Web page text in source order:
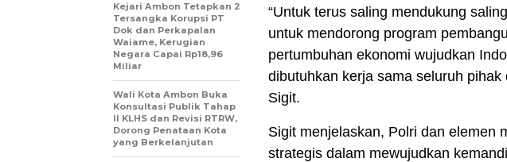
“Untuk terus saling mendukung
untuk mendorong program
pertumbuhan ekonomi wujudkan
dibutuhkan kerja sama seluruh pihak
Sigit.
Sigit menjelaskan, Polri dan elemen
strategis dalam mewujudkan
Kejari Ambon Tetapkan 2
Tersangka Korupsi PT
Dok dan Perkapalan
Waiame, Kerugian
Negara Capai Rp18,96
Miliar
Wali Kota Ambon Buka
Konsultasi Publik Tahap
II KLHS dan Revisi RTRW,
Dorong Penataan Kota
yang Berkelanjutan